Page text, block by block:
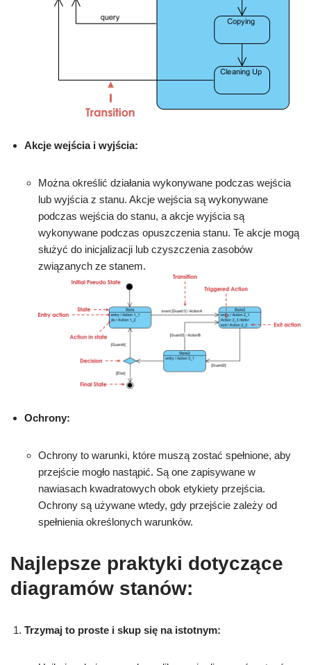
Akcje wejścia i wyjścia:
Można określić działania wykonywane podczas wejścia
lub wyjścia z stanu. Akcje wejścia są wykonywane
podczas wejścia do stanu, a akcje wyjścia są
wykonywane podczas opuszczenia stanu. Te akcje mogą
służyć do inicjalizacji lub czyszczenia zasobów
związanych ze stanem.
Ochrony:
Ochrony to warunki, które muszą zostać spełnione, aby
przejście mogło nastąpić. Są one zapisywane w
nawiasach kwadratowych obok etykiety przejścia.
Ochrony są używane wtedy, gdy przejście zależy od
spełnienia określonych warunków.
Najlepsze praktyki dotyczące
diagramów stanów:
Trzymaj to proste i skup się na istotnym: